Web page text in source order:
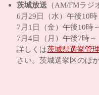
茨城放送 （AM/FMラジ
6月29日（水）午後10時
7月1日（金）午後10時
7月4日（月）午後7時～
詳しくは茨城県選挙管
さい。茨城選挙区のほ